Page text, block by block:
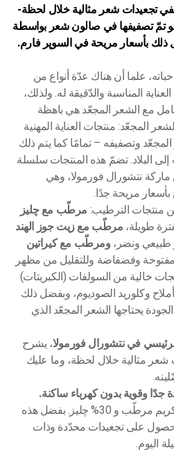
تجعيدات شعر مثالية خلال لحظة-
تمّ تصفيفها في صالون شعر بواسطة
بأسعار مريحة في السوپر فارم.
علما أن هناك عدّة أنواع من
المناسبة والدّقيقة له. ولذلك،
مع الشعر المجعّد هي باهظة
المجعّد: منتجات العناية المهنية
وتصفيفه – تمامًا كما يتم ذلك
البلاد. تضمّ هذه المنتجات سلسلة
نتشورال فورمولا، وهي
مريحة جدًا.
مرطّب مع چليز
طويلة، مرطّب مع زيت جوز الهند
طبيعي ونضر، ومرطّب مع كيراتين
وفضفاضة وللتقليل من مظهر
خالية من السولفات (الكبريتات)
وكلوريد الصوديوم، وبفضل ذلك
يحتاجها الشعر المجعّد الذي
في نتشورال فورمولا، يشرح
شعر مثالية خلال لحظة، وما عليك
وقوية بدون كهرباء ساكنة.
مرطّب مع چليز: 70% كريم مرطّب و 30% چليز. بفضل هذه
على تجعيدات محدّدة وذات
اليوم.